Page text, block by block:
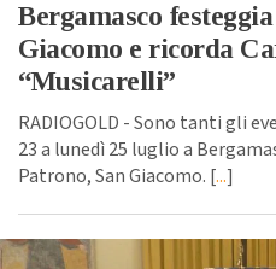
Bergamasco
Giacomo e ricorda
“Musicarelli”
RADIOGOLD - Sono tanti gli
23 a lunedì 25 luglio a
Patrono, San Giacomo. [...]